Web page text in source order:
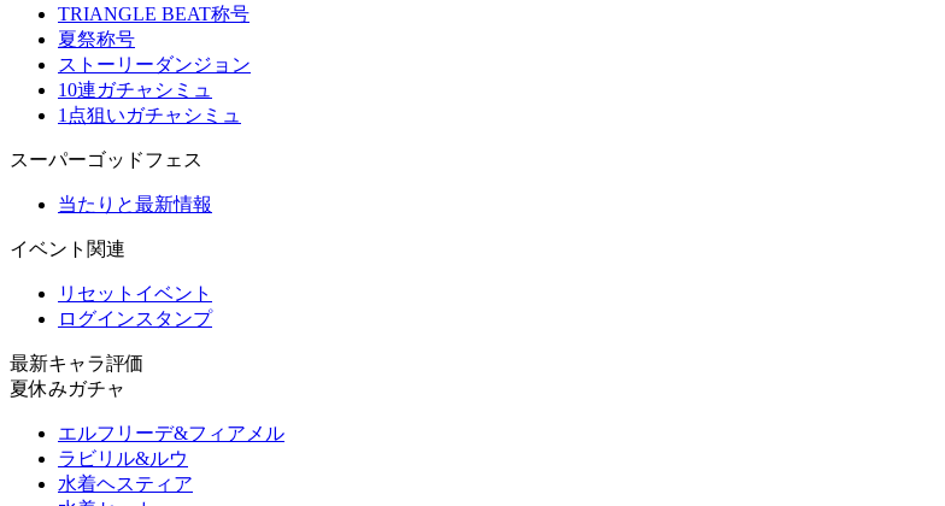
TRIANGLE BEAT称号
夏祭称号
ストーリーダンジョン
10連ガチャシミュ
1点狙いガチャシミュ
スーパーゴッドフェス
当たりと最新情報
イベント関連
リセットイベント
ログインスタンプ
最新キャラ評価
夏休みガチャ
エルフリーデ&フィアメル
ラビリル&ルウ
水着ヘスティア